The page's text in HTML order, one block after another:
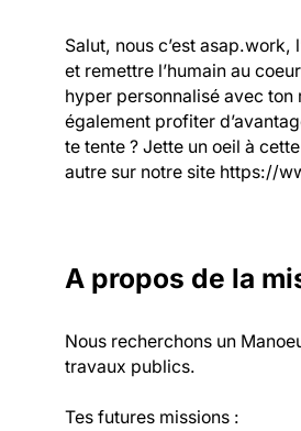
Salut, nous c’est
et remettre l’humain au
hyper personnalisé avec ton
également profiter
te tente ? Jette un oeil à
autre sur notre site https://
A propos de la
Nous recherchons un
travaux publics.
Tes futures missions :